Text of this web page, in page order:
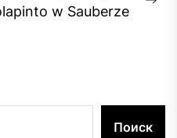
w Sauberze
Поиск